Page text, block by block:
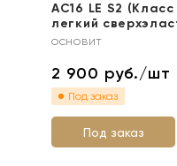
АС16 LЕ S2
легкий
основит
2 900 руб./шт
Под заказ
Под заказ